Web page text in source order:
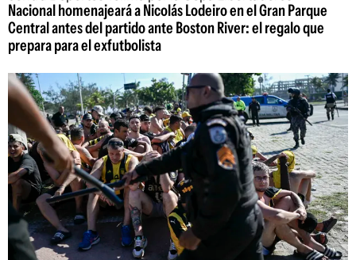
Nacional homenajeará a Nicolás Lodeiro en el Gran Parque
Central antes del partido ante Boston River: el regalo que
prepara para el exfutbolista